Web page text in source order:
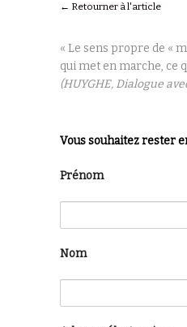
← Retourner à l'article
« Le sens propre de «
qui met en marche, ce
(HUYGHE, Dialogue
Vous souhaitez rester
Prénom
Nom